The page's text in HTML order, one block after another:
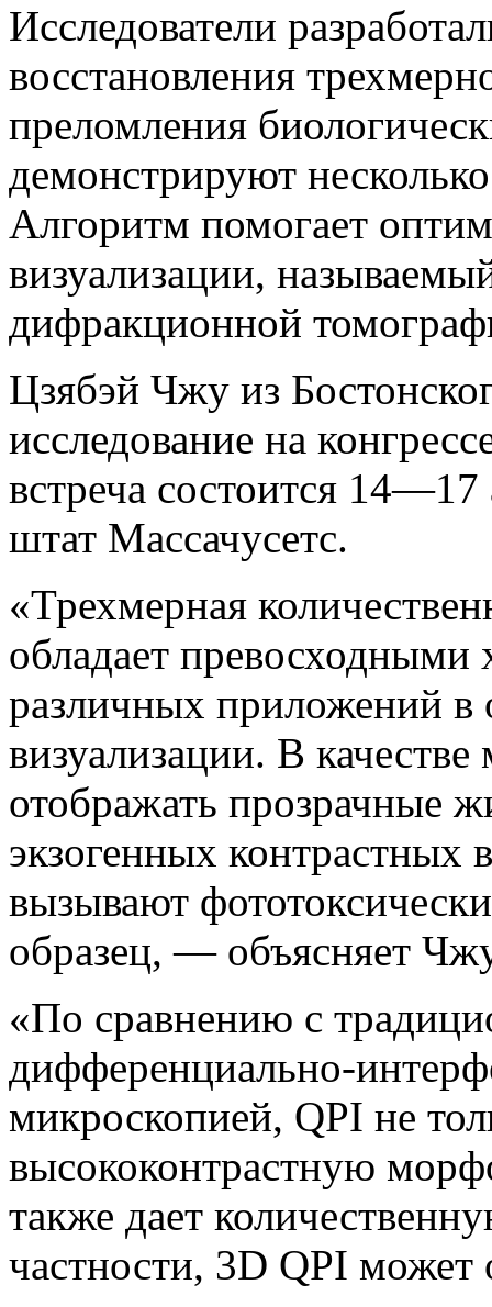
Исследователи
восстановления
преломления
демонстрируют
Алгоритм помогает
визуализации,
дифракционной
Цзябэй Чжу из
исследование на
встреча состоится 14—17
штат Массачусетс.
«Трехмерная
обладает превосходными
различных приложений в
визуализации. В
отображать прозрачные
экзогенных контрастных
вызывают
образец, — объясняет
«По сравнению с
дифференциально-
микроскопией, QPI не
высококонтрастную
также дает
частности, 3D QPI может